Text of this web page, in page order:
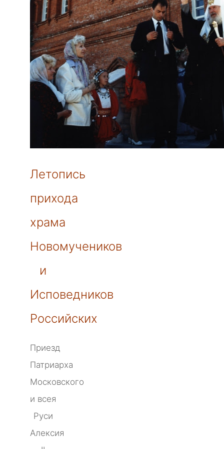
Летопись
прихода
храма
Новомучеников
и
Исповедников
Российских
Приезд
Патриарха
Московского
и всея
Руси
Алексия